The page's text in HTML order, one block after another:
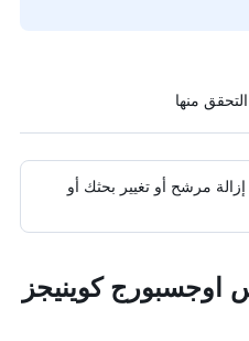
مرشح أو تغيير بحثك أو
اوجسبورج كوينيجز